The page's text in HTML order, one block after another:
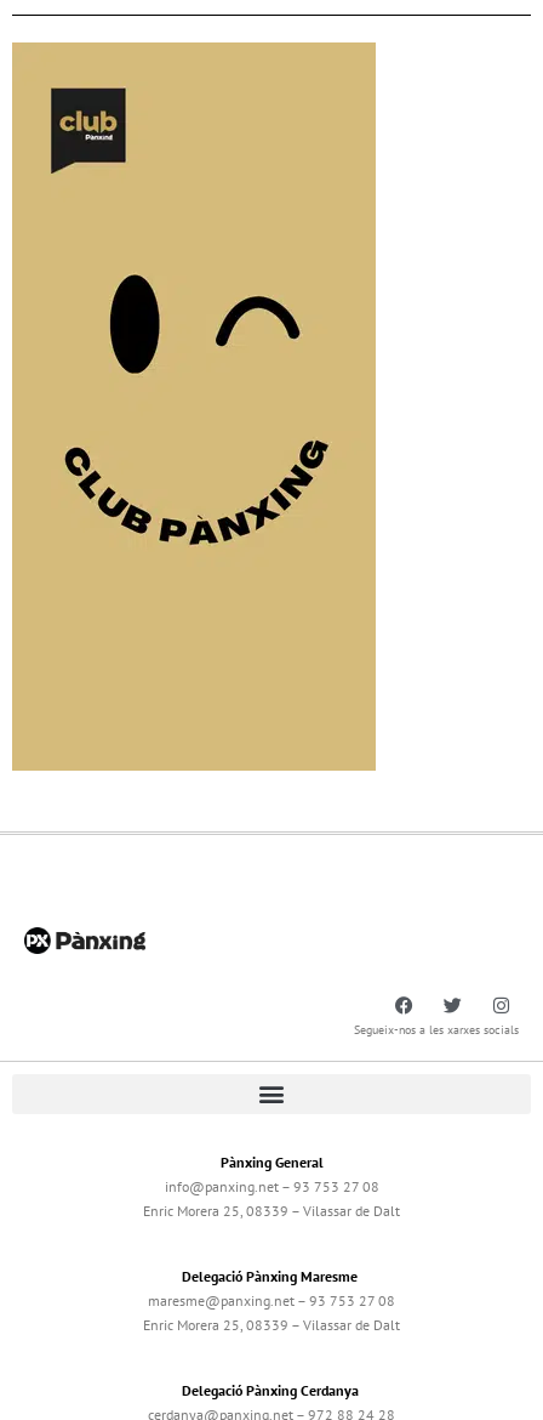
Segueix-nos a les xarxes socials
Pànxing General
info@panxing.net – 93 753 27 08
Enric Morera 25, 08339 – Vilassar de Dalt
Delegació Pànxing Maresme
maresme@panxing.net – 93 753 27 08
Enric Morera 25, 08339 – Vilassar de Dalt
Delegació Pànxing Cerdanya
cerdanya@panxing.net – 972 88 24 28